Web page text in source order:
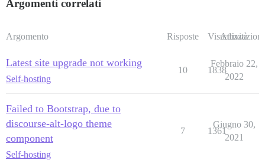
Argomenti correlati
Argomento Risposte Visualizzazioni
Attività
Latest site upgrade not working
Self-hosting
10 1838
Febbraio 22,
2022
Failed to Bootstrap, due to
discourse-alt-logo theme
component
Self-hosting
7 1361
Giugno 30,
2021